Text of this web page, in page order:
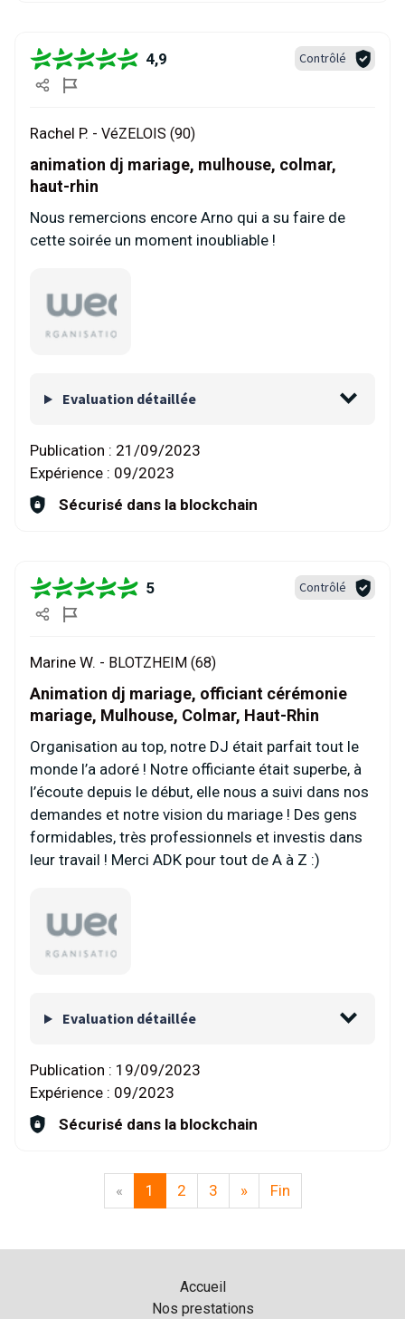
4,9 Contrôlé
Rachel P. - VéZELOIS (90)
animation dj mariage, mulhouse, colmar,
haut-rhin
Nous remercions encore Arno qui a su faire de
cette soirée un moment inoubliable !
Evaluation détaillée
Publication : 21/09/2023
Expérience : 09/2023
Sécurisé dans la blockchain
5 Contrôlé
Marine W. - BLOTZHEIM (68)
Animation dj mariage, officiant cérémonie
mariage, Mulhouse, Colmar, Haut-Rhin
Organisation au top, notre DJ était parfait tout le
monde l’a adoré ! Notre officiante était superbe, à
l’écoute depuis le début, elle nous a suivi dans nos
demandes et notre vision du mariage ! Des gens
formidables, très professionnels et investis dans
leur travail ! Merci ADK pour tout de A à Z :)
Evaluation détaillée
Publication : 19/09/2023
Expérience : 09/2023
Sécurisé dans la blockchain
« 1 2 3 » Fin
Accueil
Nos prestations